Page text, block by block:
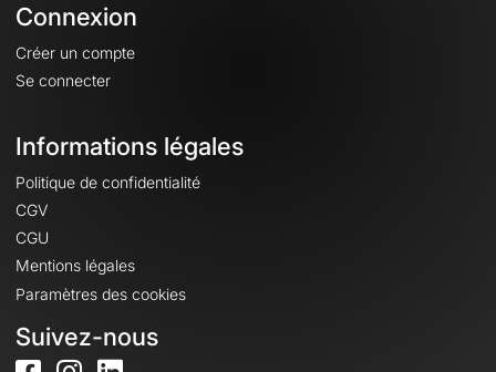
Connexion
Créer un compte
Se connecter
Informations légales
Politique de confidentialité
CGV
CGU
Mentions légales
Paramètres des cookies
Suivez-nous